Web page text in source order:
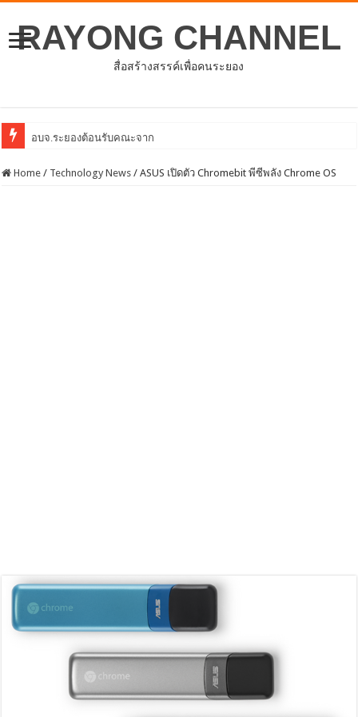
RAYONG CHANNEL
สื่อสร้างสรรค์เพื่อคนระยอง
อบจ.ระยองต้อนรับคณะจากตัวแทนศูนย์ธุรกิจจีน –
Home / Technology News / ASUS เปิดตัว Chromebit พีซีพลัง Chrome OS